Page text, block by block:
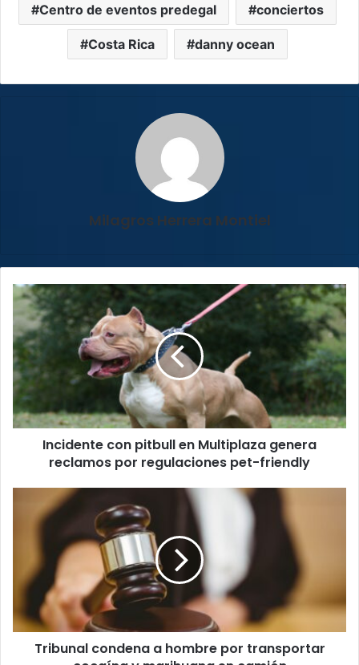
Centro de eventos predegal conciertos
Costa Rica danny ocean
Milagros Herrera Montiel
Incidente
con
pitbull
en
Multiplaza
genera
reclamos
por
regulaciones
Incidente con pitbull en Multiplaza genera
reclamos por regulaciones pet-friendly
condena
transportar
cocaína
marihuana
Tribunal condena a hombre por transportar